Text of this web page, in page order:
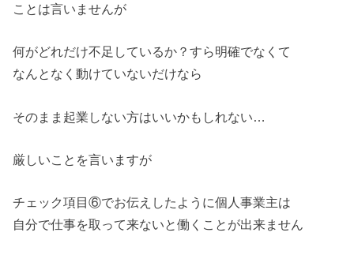
ことは言いませんが
何がどれだけ不足しているか？すら明確でなくて
なんとなく動けていないだけなら
そのまま起業しない方はいいかもしれない…
厳しいことを言いますが
チェック項目⑥でお伝えしたように個人事業主は
自分で仕事を取って来ないと働くことが出来ません